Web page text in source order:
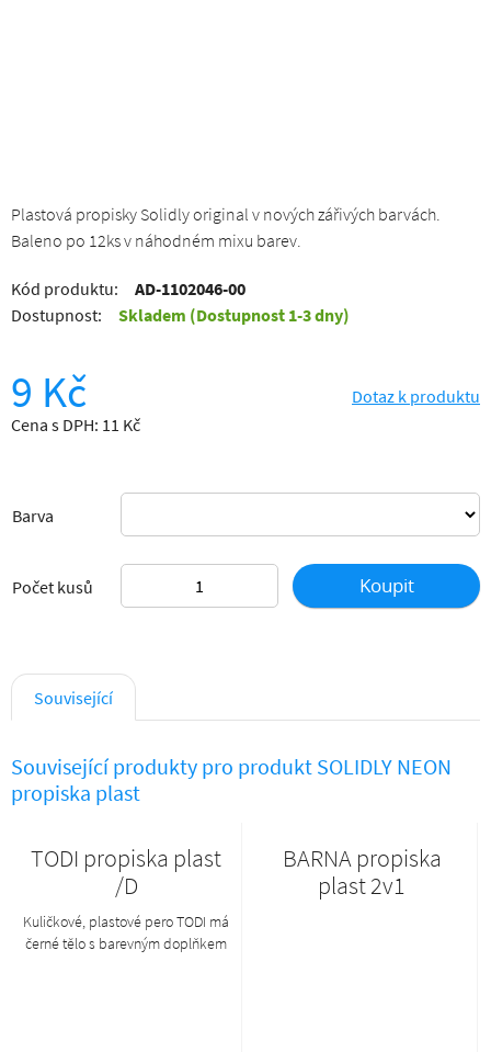
Plastová propisky Solidly original v nových zářivých barvách.
Baleno po 12ks v náhodném mixu barev.
Kód produktu:
AD-1102046-00
Dostupnost:
Skladem (Dostupnost 1-3 dny)
9 Kč
Cena s DPH: 11 Kč
Dotaz k produktu
Barva
Počet kusů Koupit
Související
Související produkty pro produkt SOLIDLY NEON
propiska plast
TODI propiska plast
/D
Kuličkové, plastové pero TODI má
černé tělo s barevným doplňkem
BARNA propiska
plast 2v1